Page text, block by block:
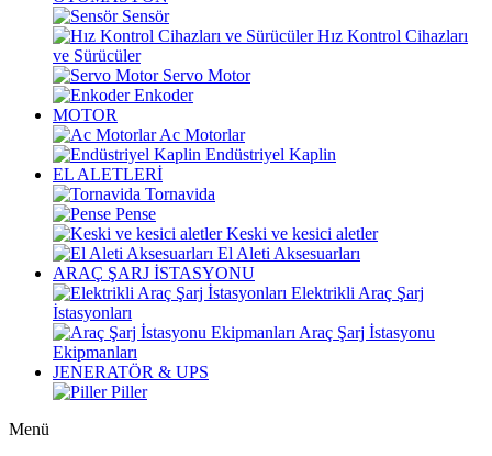
Sensör
Hız Kontrol Cihazları
ve Sürücüler
Servo Motor
Enkoder
MOTOR
Ac Motorlar
Endüstriyel Kaplin
EL ALETLERİ
Tornavida
Pense
Keski ve kesici aletler
El Aleti Aksesuarları
ARAÇ ŞARJ İSTASYONU
Elektrikli Araç Şarj
İstasyonları
Araç Şarj İstasyonu
Ekipmanları
JENERATÖR & UPS
Piller
Menü